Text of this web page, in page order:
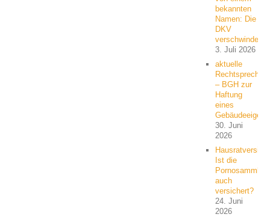
bekannten
Namen: Die
DKV
verschwindet
3. Juli 2026
aktuelle
– BGH zur
Haftung
eines
30. Juni
2026
Ist die
auch
versichert?
24. Juni
2026